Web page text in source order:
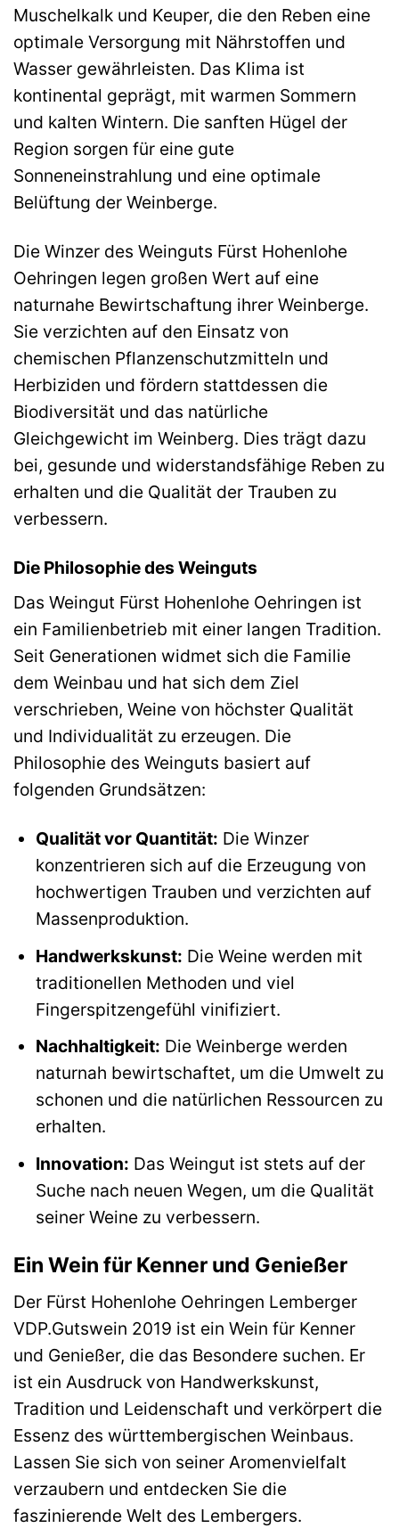
Muschelkalk und Keuper, die den Reben eine
optimale Versorgung mit Nährstoffen und
Wasser gewährleisten. Das Klima ist
kontinental geprägt, mit warmen Sommern
und kalten Wintern. Die sanften Hügel der
Region sorgen für eine gute
Sonneneinstrahlung und eine optimale
Belüftung der Weinberge.
Die Winzer des Weinguts Fürst Hohenlohe
Oehringen legen großen Wert auf eine
naturnahe Bewirtschaftung ihrer Weinberge.
Sie verzichten auf den Einsatz von
chemischen Pflanzenschutzmitteln und
Herbiziden und fördern stattdessen die
Biodiversität und das natürliche
Gleichgewicht im Weinberg. Dies trägt dazu
bei, gesunde und widerstandsfähige Reben zu
erhalten und die Qualität der Trauben zu
verbessern.
Die Philosophie des Weinguts
Das Weingut Fürst Hohenlohe Oehringen ist
ein Familienbetrieb mit einer langen Tradition.
Seit Generationen widmet sich die Familie
dem Weinbau und hat sich dem Ziel
verschrieben, Weine von höchster Qualität
und Individualität zu erzeugen. Die
Philosophie des Weinguts basiert auf
folgenden Grundsätzen:
Qualität vor Quantität: Die Winzer
konzentrieren sich auf die Erzeugung von
hochwertigen Trauben und verzichten auf
Massenproduktion.
Handwerkskunst: Die Weine werden mit
traditionellen Methoden und viel
Fingerspitzengefühl vinifiziert.
Nachhaltigkeit: Die Weinberge werden
naturnah bewirtschaftet, um die Umwelt zu
schonen und die natürlichen Ressourcen zu
erhalten.
Innovation: Das Weingut ist stets auf der
Suche nach neuen Wegen, um die Qualität
seiner Weine zu verbessern.
Ein Wein für Kenner und Genießer
Der Fürst Hohenlohe Oehringen Lemberger
VDP.Gutswein 2019 ist ein Wein für Kenner
und Genießer, die das Besondere suchen. Er
ist ein Ausdruck von Handwerkskunst,
Tradition und Leidenschaft und verkörpert die
Essenz des württembergischen Weinbaus.
Lassen Sie sich von seiner Aromenvielfalt
verzaubern und entdecken Sie die
faszinierende Welt des Lembergers.